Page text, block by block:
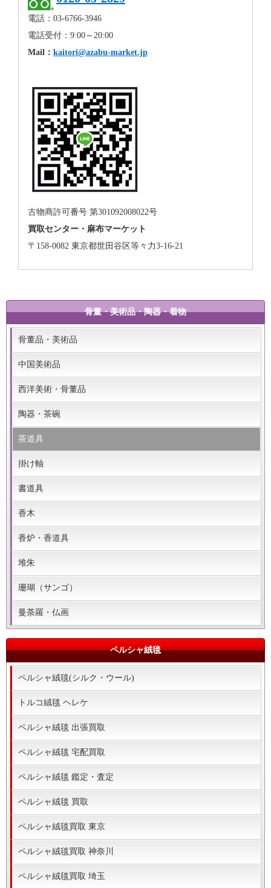
電話：03-6766-3946
電話受付：9:00～20:00
Mail： kaitori@azabu-market.jp
古物商許可番号 第301092008022号
買取センター・麻布マーケット
〒158-0082 東京都世田谷区等々力3-16-21
骨董・美術品・陶器・着物
骨董品・美術品
中国美術品
西洋美術・骨董品
陶器・茶碗
茶道具
掛け軸
書道具
香木
香炉・香道具
堆朱
珊瑚（サンゴ）
曼荼羅・仏画
ペルシャ絨毯
ペルシャ絨毯(シルク・ウール)
トルコ絨毯 ヘレケ
ペルシャ絨毯 出張買取
ペルシャ絨毯 宅配買取
ペルシャ絨毯 鑑定・査定
ペルシャ絨毯 買取
ペルシャ絨毯買取 東京
ペルシャ絨毯買取 神奈川
ペルシャ絨毯買取 埼玉